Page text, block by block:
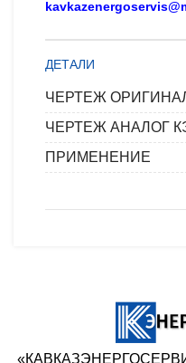
ДЕТАЛИ
ЧЕРТЕЖ
ЧЕРТЕЖ АНАЛОГ
ПРИМЕНЕНИЕ